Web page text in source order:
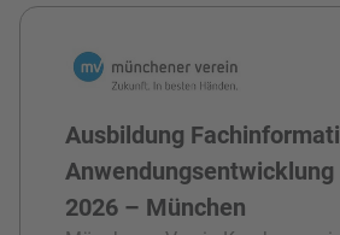
Ausbildung
2026 – München